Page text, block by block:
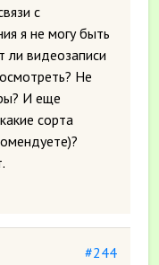
с
я не могу быть
ли видеозаписи
Не
И еще
сорта
#244